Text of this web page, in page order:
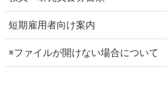
短期雇用者向け案内
※ファイルが開けない場合について